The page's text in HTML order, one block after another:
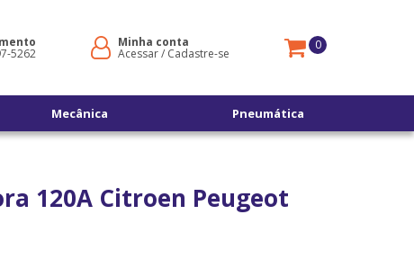
5262
Minha conta
Acessar/ Cadastre-se
0
Mecânica Pneumática
120A Citroen Peugeot